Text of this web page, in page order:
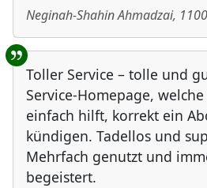
Neginah-Shahin Ahmadzai, 1100
Toller Service – tolle und
Service-Homepage,
einfach hilft, korrekt ein
kündigen. Tadellos und
Mehrfach genutzt und
begeistert.